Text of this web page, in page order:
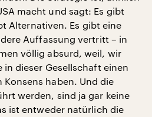
macht und sagt: Es gibt
Alternativen. Es gibt eine
Auffassung vertritt – in
völlig absurd, weil, wir
in dieser Gesellschaft einen
haben. Und die
werden, sind ja gar keine
ist entweder natürlich die